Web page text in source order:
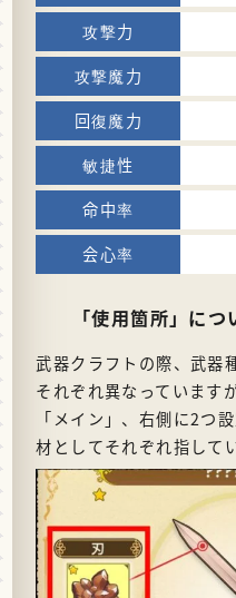
「使用箇所」につ
武器クラフトの際、武器
それぞれ異なっています
「メイン」、右側に2つ
材としてそれぞれ指して